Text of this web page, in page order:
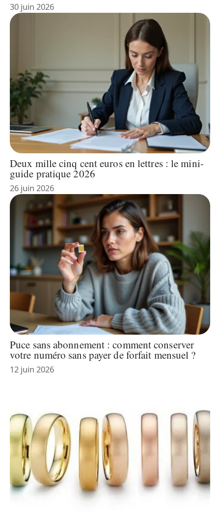
30 juin 2026
Deux mille cinq cent euros en lettres : le mini-
guide pratique 2026
26 juin 2026
Puce sans abonnement : comment conserver
votre numéro sans payer de forfait mensuel ?
12 juin 2026